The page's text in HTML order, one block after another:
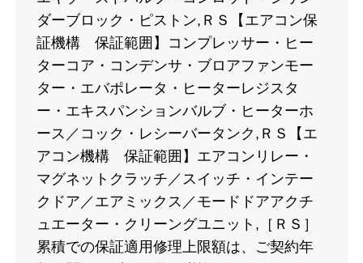
ダーブロック・ピストン,ＲＳ【エアコン保
証機構 保証範囲】コンプレッサー・ヒー
ターコア・コンデンサ・ブロアファンモー
ター・エバポレータ・ヒーターレジスタ
ー・エキスパンションバルブ・ヒーターホ
ース／コック・レシーバータンク,ＲＳ【エ
アコン機構 保証範囲】エアコンリレー・
マグネットクラッチ／スイッチ・インテー
クドア／エアミックス／モードドアアクチ
ュエーター・クリーングユニット,［ＲＳ］
累積での保証適用修理上限額は、ご契約年